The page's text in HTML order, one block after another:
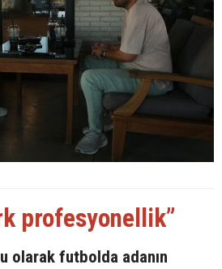
profesyonellik”
olarak futbolda adanın